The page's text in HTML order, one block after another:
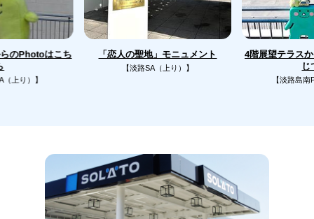
のPhotoはこち
（上り）】
「恋人の聖地」モニュメント
【淡路SA（上り）】
4階展望テラス
じ
【淡路島南